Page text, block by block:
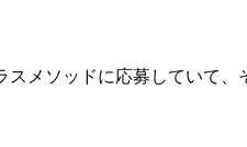
メソッドに応募していて